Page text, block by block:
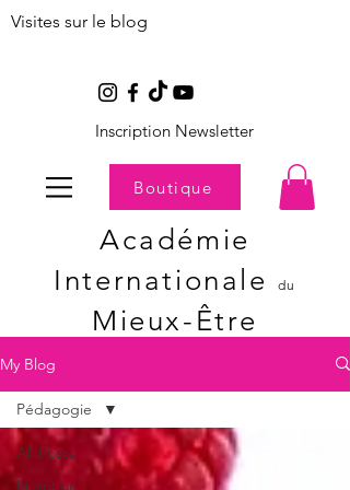
Visites sur le blog
Inscription Newsletter
Boutique
Académie
Internationaledu
Mieux-Être
My Blog
All Posts
Nutrition -
Pédagogie